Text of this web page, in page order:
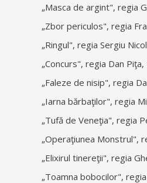
„Masca de argint", regia
„Zbor periculos", regia
„Ringul", regia Sergiu
„Concurs", regia Dan
„Faleze de nisip", regia
„Iarna bărbaţilor", regia
„Tufă de Veneţia", regia
„Operaţiunea Monstrul",
„Elixirul tinereţii", regia
„Toamna bobocilor",